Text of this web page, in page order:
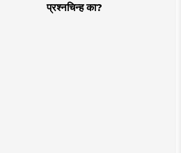
प्रश्नचिन्ह का?